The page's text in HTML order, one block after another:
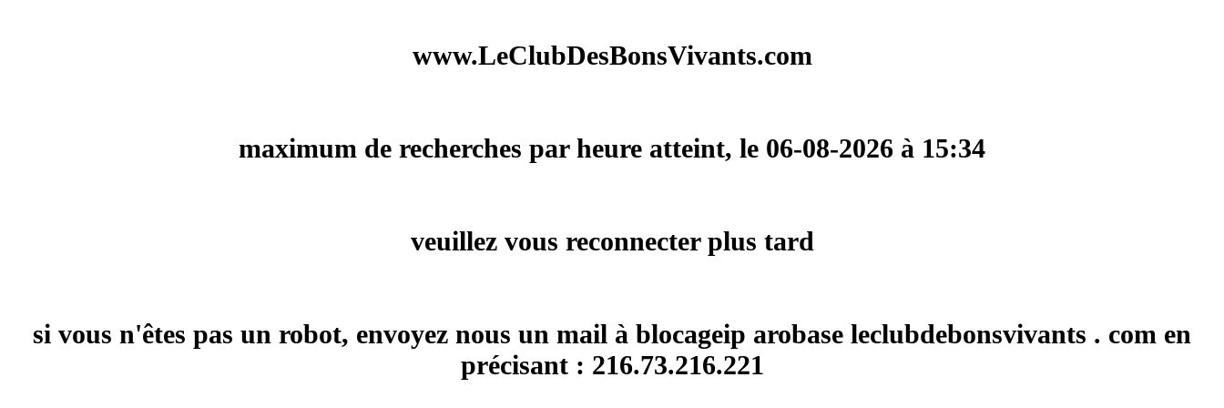
www.LeClubDesBonsVivants.com
maximum de recherches par heure atteint, le 06-08-2026 à 15:34
veuillez vous reconnecter plus tard
si vous n'êtes pas un robot, envoyez nous un mail à blocageip arobase leclubdebonsvivants . com en
précisant : 216.73.216.221